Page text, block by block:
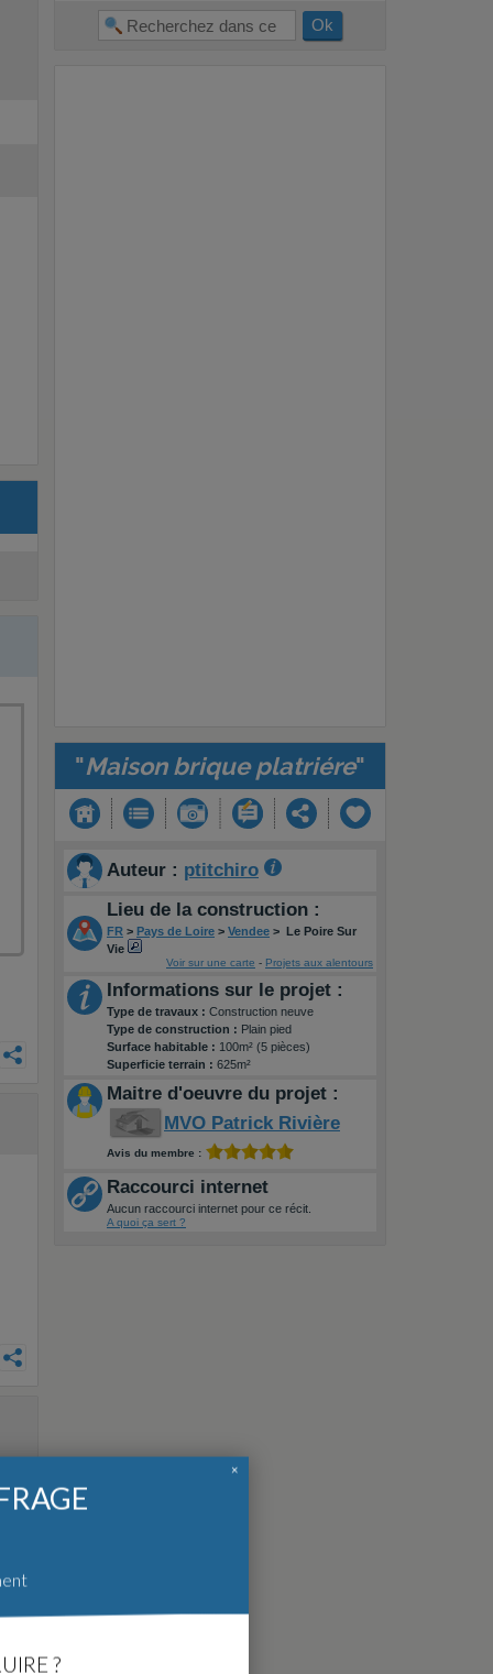
"Maison brique platriére"
Auteur : ptitchiro
Lieu de la construction :
FR > Pays de Loire > Vendee > Le Poire Sur
Vie
Voir sur une carte - Projets aux alentours
Informations sur le projet :
Type de travaux : Construction neuve
Type de construction : Plain pied
Surface habitable : 100m² (5 pièces)
Superficie terrain : 625m²
Maitre d'oeuvre du projet :
MVO Patrick Rivière
Avis du membre :
Raccourci internet
Aucun raccourci internet pour ce récit.
A quoi ça sert ?
?
×